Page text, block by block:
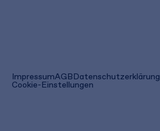
ImpressumAGB(öffnet
in
einem
Datenschutzerklärung
Cookie-Einstellungen